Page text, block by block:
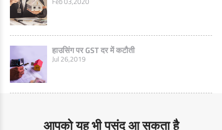
हाउसिंग पर GST दर में कटौती
Jul 26,2019
आपको यह भी पसंद आ सकता है